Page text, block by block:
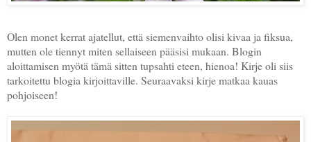
Olen monet kerrat ajatellut, että siemenvaihto olisi kivaa ja fiksua,
mutten ole tiennyt miten sellaiseen pääsisi mukaan. Blogin
aloittamisen myötä tämä sitten tupsahti eteen, hienoa! Kirje oli siis
tarkoitettu blogia kirjoittaville. Seuraavaksi kirje matkaa kauas
pohjoiseen!